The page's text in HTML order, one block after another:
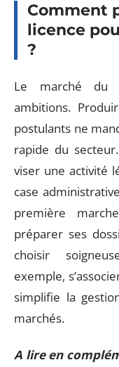
Comment
licence
?
Le marché du
ambitions.
postulants ne
rapide du
viser une activité
case
première
préparer ses
choisir
exemple,
simplifie la
marchés.
A lire en